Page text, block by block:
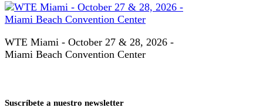
WTE Miami - October 27 & 28, 2026 -
Miami Beach Convention Center
Suscríbete a nuestro newsletter